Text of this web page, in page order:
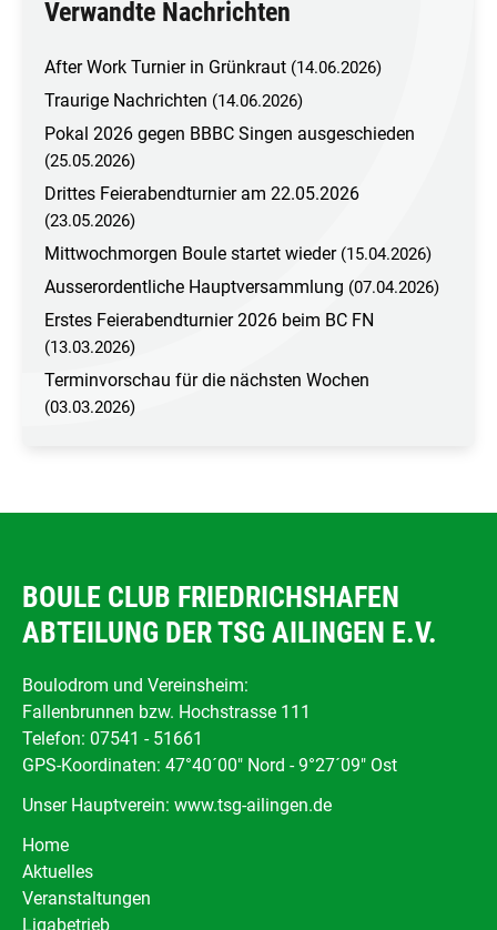
Verwandte Nachrichten
After Work Turnier in Grünkraut (14.06.2026)
Traurige Nachrichten (14.06.2026)
Pokal 2026 gegen BBBC Singen ausgeschieden
(25.05.2026)
Drittes Feierabendturnier am 22.05.2026
(23.05.2026)
Mittwochmorgen Boule startet wieder (15.04.2026)
Ausserordentliche Hauptversammlung (07.04.2026)
Erstes Feierabendturnier 2026 beim BC FN
(13.03.2026)
Terminvorschau für die nächsten Wochen
(03.03.2026)
BOULE CLUB FRIEDRICHSHAFEN
ABTEILUNG DER TSG AILINGEN E.V.
Boulodrom und Vereinsheim:
Fallenbrunnen bzw. Hochstrasse 111
Telefon: 07541 - 51661
GPS-Koordinaten: 47°40´00" Nord - 9°27´09" Ost
Unser Hauptverein: www.tsg-ailingen.de
Navigation
überspringen
Home
Aktuelles
Veranstaltungen
Ligabetrieb